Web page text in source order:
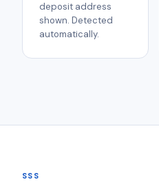
deposit address
shown. Detected
automatically.
SSS